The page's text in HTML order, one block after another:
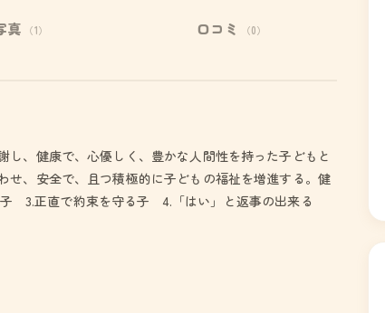
真 （1） 口コミ （0）
、健康で、心優しく、豊かな人間性を持った子どもと
せ、安全で、且つ積極的に子どもの福祉を増進する。健
3.正直で約束を守る子 4.「はい」と返事の出来る